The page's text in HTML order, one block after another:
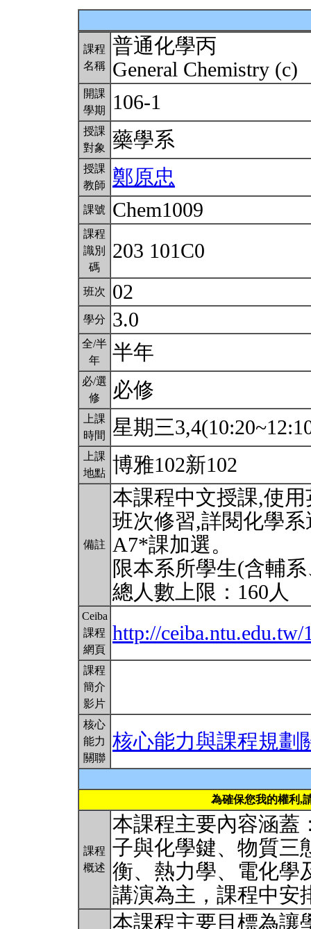
課程
名稱
普通化學丙
General Chemistry (c)
開課
學期
106-1
授課
對象
藥學系
授課
教師
鄭原忠
課號 Chem1009
課程
識別
碼
203 101C0
班次 02
學分 3.0
全/半
年
半年
必/選
修
必修
上課
時間
星期三
上課
地點 博雅102新102
備註
本課程中文授課,使
班次修習,詳閱化學
A7*課加選。
限本系所學生(含輔
總人數上限：160人
Ceiba
課程
網頁
http://ceiba.ntu.edu.tw/
課程
簡介
影片
核心
能力
關聯
核心能力與課程規劃
為確保您我的權利,
課程
概述
本課程主要內容涵蓋
子與化學鍵、物質三
衡、熱力學、電化學
講演為主，課程中
本課程主要目標為讓